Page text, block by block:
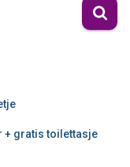
+ gratis toilettasje